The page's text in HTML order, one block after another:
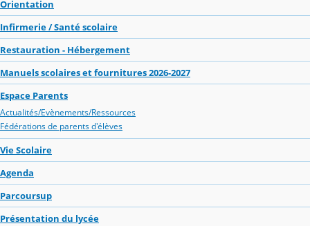
Orientation
Infirmerie / Santé scolaire
Restauration - Hébergement
Manuels scolaires et fournitures 2026-2027
Espace Parents
Actualités/Evènements/Ressources
Fédérations de parents d'élèves
Vie Scolaire
Agenda
Parcoursup
Présentation du lycée